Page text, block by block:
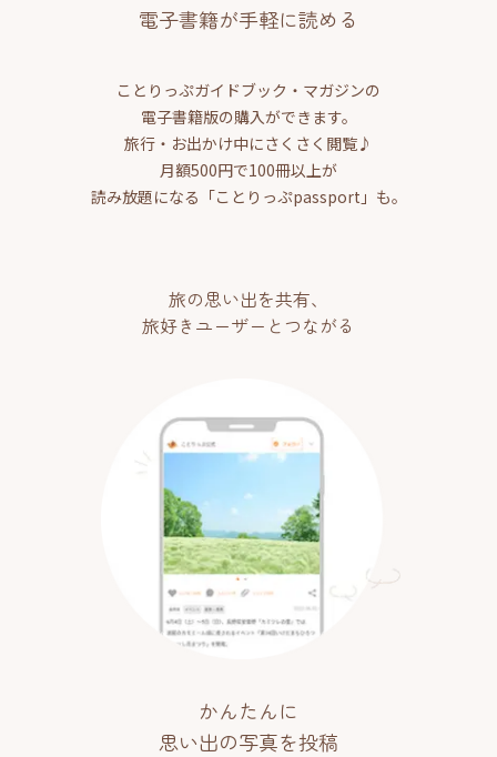
電子書籍が手軽に読める
ことりっぷガイドブック・マガジンの
電子書籍版の購入ができます。
旅行・お出かけ中にさくさく閲覧♪
月額500円で100冊以上が
読み放題になる「ことりっぷpassport」も。
旅の思い出を共有、
旅好きユーザーとつながる
かんたんに
思い出の写真を投稿